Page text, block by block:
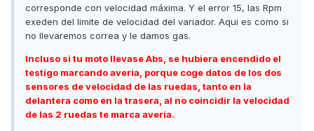
corresponde con velocidad máxima. Y el error 15, las Rpm
exeden del limite de velocidad del variador. Aqui es como si
no llevaremos correa y le damos gas.
Incluso si tu moto llevase Abs, se hubiera encendido el
testigo marcando averia, porque coge datos de los dos
sensores de velocidad de las ruedas, tanto en la
delantera como en la trasera, al no coincidir la velocidad
de las 2 ruedas te marca avería.